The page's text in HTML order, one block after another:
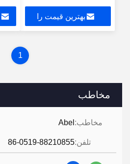
مخاطب
مخاطب: Abel
تلفن:86-0519-88210855
بهترین قیمت را
1